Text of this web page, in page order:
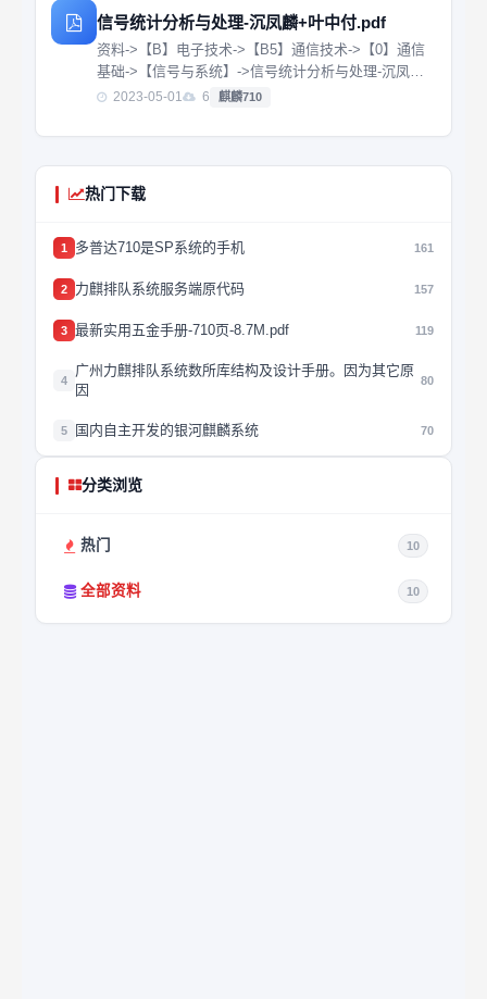
信号统计分析与处理-沉凤麟+叶中付.pdf
资料->【B】电子技术->【B5】通信技术->【0】通信
基础->【信号与系统】->信号统计分析与处理-沉凤麟
+叶中付.pdf
2023-05-01 6 麒麟710
热门下载
1 多普达710是SP系统的手机 161
2 力麒排队系统服务端原代码 157
3 最新实用五金手册-710页-8.7M.pdf 119
4
广州力麒排队系统数所库结构及设计手册。因为其它原
因
80
5 国内自主开发的银河麒麟系统 70
分类浏览
热门 10
全部资料 10